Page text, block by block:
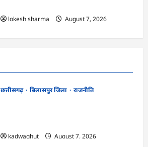
lokesh sharma
August 7, 2026
छत्तीसगढ़ बिलासपुर जिला
राजनीति
kadwaghut
August 7, 2026